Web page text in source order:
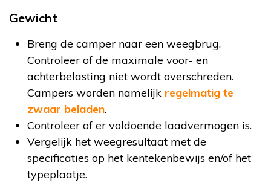
Gewicht
Breng de camper naar een weegbrug.
Controleer of de maximale voor- en
achterbelasting niet wordt overschreden.
Campers worden namelijk regelmatig te
zwaar beladen.
Controleer of er voldoende laadvermogen is.
Vergelijk het weegresultaat met de
specificaties op het kentekenbewijs en/of het
typeplaatje.